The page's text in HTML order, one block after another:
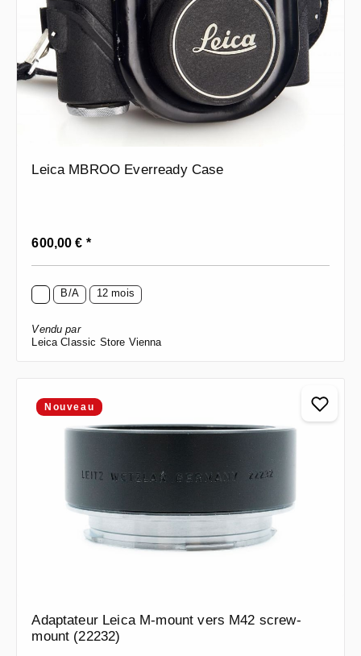
Leica MBROO Everready Case
Prix régulier :
600,00 € *
B/A 12 mois
Vendu par
Leica Classic Store Vienna
Nouveau
Adaptateur Leica M-mount vers M42 screw-
mount (22232)